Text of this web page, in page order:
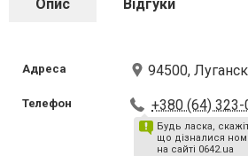
Опис Відгуки
Адреса 94500,
Телефон +380 (64)
Будь ласка,
що дізналися
на сайті 0642.ua